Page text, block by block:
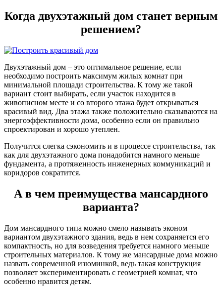
Когда двухэтажный дом станет верным
решением?
Двухэтажный дом – это оптимальное решение, если
необходимо построить максимум жилых комнат при
минимальной площади строительства. К тому же такой
вариант стоит выбирать, если участок находится в
живописном месте и со второго этажа будет открываться
красивый вид. Два этажа также положительно сказываются на
энергоэффективности дома, особенно если он правильно
спроектирован и хорошо утеплен.
Получится слегка сэкономить и в процессе строительства, так
как для двухэтажного дома понадобится намного меньше
фундамента, а протяженность инженерных коммуникаций и
коридоров сократится.
А в чем преимущества мансардного
варианта?
Дом мансардного типа можно смело называть эконом
вариантом двухэтажного здания, ведь в нем сохраняется его
компактность, но для возведения требуется намного меньше
строительных материалов. К тому же мансардные дома можно
назвать современной изюминкой, ведь такая конструкция
позволяет экспериментировать с геометрией комнат, что
особенно нравится детям.